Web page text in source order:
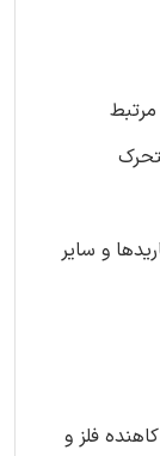
و سایر
فلز و